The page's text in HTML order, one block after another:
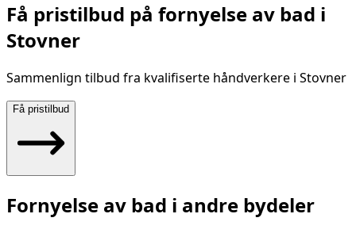
Få pristilbud på fornyelse av bad i
Stovner
Sammenlign tilbud fra kvalifiserte håndverkere i Stovner
Få pristilbud
Fornyelse av bad i andre bydeler